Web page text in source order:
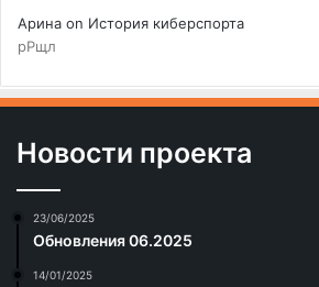
Арина on История киберспорта
рРщл
Новости проекта
23/06/2025
Обновления 06.2025
14/01/2025